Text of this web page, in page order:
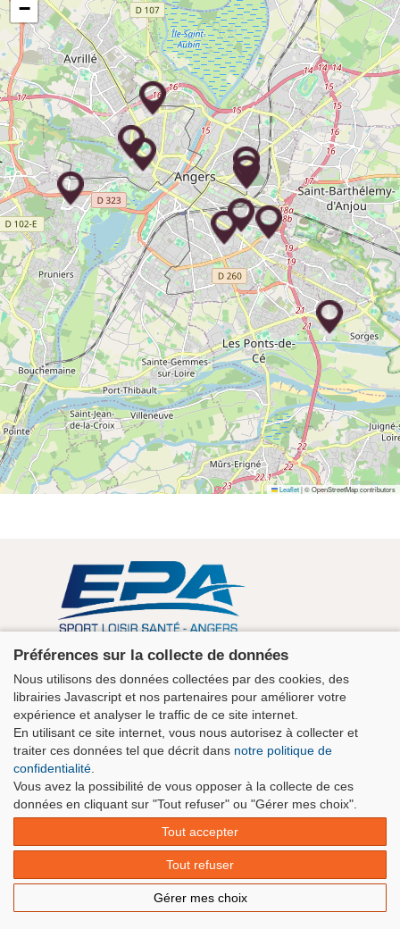
−
Leaflet|© OpenStreetMap contributors
5 rue Guérin 49100 Angers - Maison des Sports
+33 2 41 43 06 63
contact@clubepa.fr
© azimut •www.azimut.net• créateur de solutions
numériques |
Préférences sur la collecte de données
Nous utilisons des données collectées par des cookies, des
librairies Javascript et nos partenaires pour améliorer votre
expérience et analyser le traffic de ce site internet.
En utilisant ce site internet, vous nous autorisez à collecter et
traiter ces données tel que décrit dans notre politique de
confidentialité
Vous avez la possibilité de vous opposer à la collecte de ces
données en cliquant sur "Tout refuser" ou "Gérer mes choix".
Tout accepter
Tout refuser
Gérer mes choix